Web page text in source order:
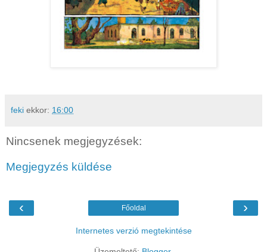
feki ekkor: 16:00
Nincsenek megjegyzések:
Megjegyzés küldése
‹ ›
Főoldal
Internetes verzió megtekintése